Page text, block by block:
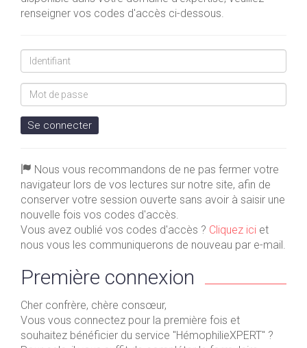
renseigner vos codes d'accès ci-dessous.
Identifiant
Mot
de
passe
Se connecter
Nous vous recommandons de ne pas fermer votre
navigateur lors de vos lectures sur notre site, afin de
conserver votre session ouverte sans avoir à saisir une
nouvelle fois vos codes d'accès.
Vous avez oublié vos codes d'accès ? Cliquez ici et
nous vous les communiquerons de nouveau par e-mail.
Première connexion
Cher confrère, chère consœur,
Vous vous connectez pour la première fois et
souhaitez bénéficier du service "HémophilieXPERT" ?